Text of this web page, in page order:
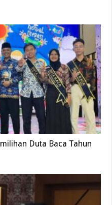
Duta Baca Tahun